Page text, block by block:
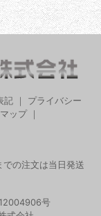
記
プライバシー
ップ｜
の注文は当日発送
号